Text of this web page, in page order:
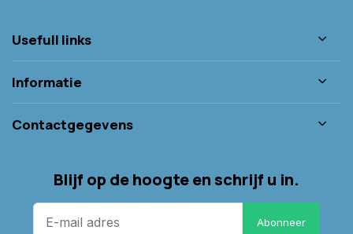
Usefull links
Informatie
Contactgegevens
Blijf op de hoogte en schrijf u in.
Abonneer